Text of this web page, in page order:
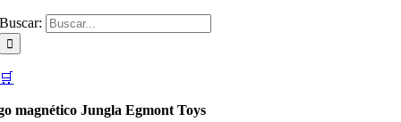
Buscar:
🛒
magnético Jungla Egmont Toys